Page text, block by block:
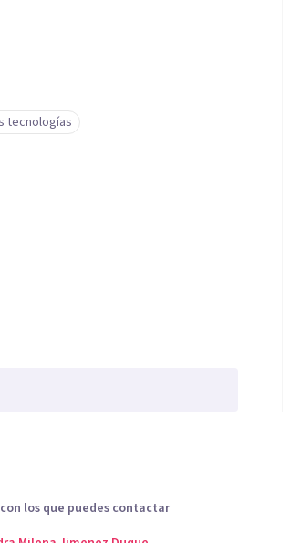
tecnologías
los que puedes contactar